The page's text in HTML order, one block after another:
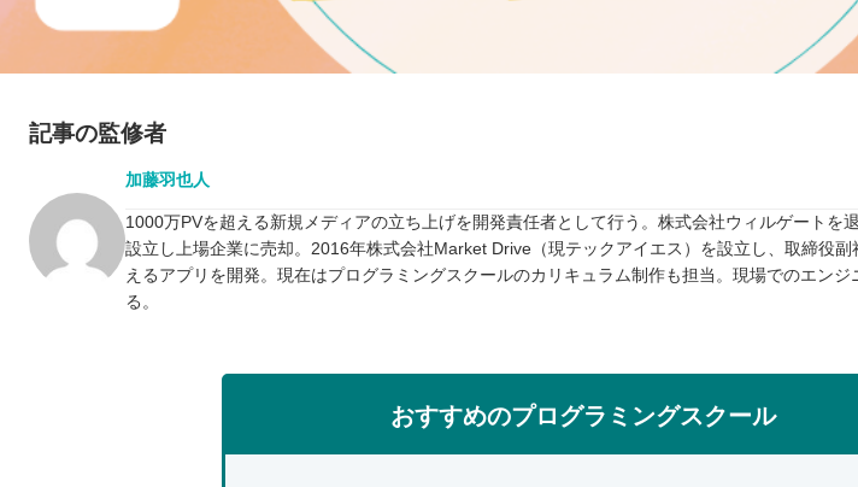
記事の監修者
加藤羽也人
1000万PVを超える新規メディアの立ち上げを開発責任者として行う。株式会社ウィルゲートを
設立し上場企業に売却。2016年株式会社Market Drive（現テックアイエス）を設立し、取締役
えるアプリを開発。現在はプログラミングスクールのカリキュラム制作も担当。現場でのエン
る。
おすすめのプログラミングスクール